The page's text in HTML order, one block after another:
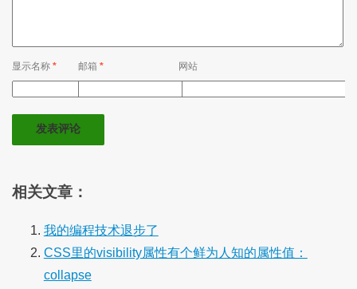
显示名称 * 网站
邮箱*
相关文章：
我的编程技术退步了
CSS里的visibility属性有个鲜为人知的属性值：
collapse